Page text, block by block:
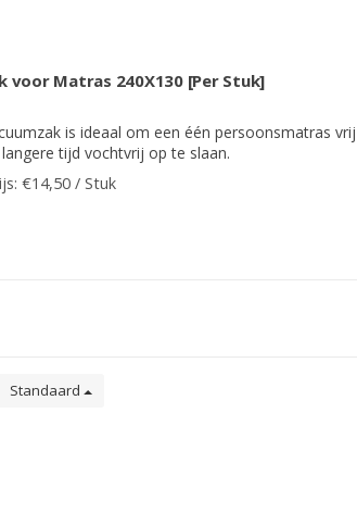
voor Matras 240X130 [Per Stuk]
is ideaal om een één persoonsmatras
tijd vochtvrij op te slaan.
€14,50 / Stuk
Standaard